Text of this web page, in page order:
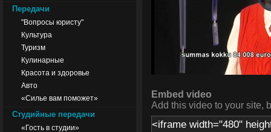
Передачи
"Вопросы юристу"
Культура
Туризм
Кулинарные
Красота и здоровье
Авто
«Силье вам поможет»
Студийные передачи
«Гость в студии»
Embed video
Add this video to your site,